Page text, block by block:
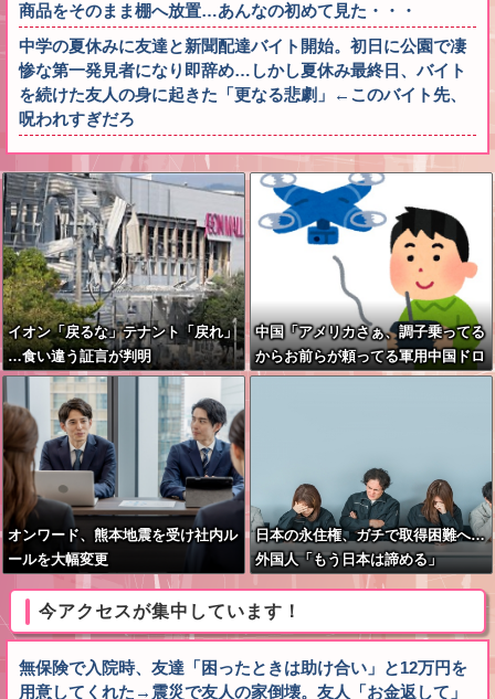
商品をそのまま棚へ放置…あんなの初めて見た・・・
中学の夏休みに友達と新聞配達バイト開始。初日に公園で凄
惨な第一発見者になり即辞め…しかし夏休み最終日、バイト
を続けた友人の身に起きた「更なる悲劇」←このバイト先、
呪われすぎだろ
イオン「戻るな」テナント「戻れ」
…食い違う証言が判明
中国「アメリカさぁ、調子乗ってる
からお前らが頼ってる軍用中国ドロ
ーン輸出禁止するわw」
オンワード、熊本地震を受け社内ル
ールを大幅変更
日本の永住権、ガチで取得困難へ…
外国人「もう日本は諦める」
今アクセスが集中しています！
無保険で入院時、友達「困ったときは助け合い」と12万円を
用意してくれた→震災で友人の家倒壊。友人「お金返して」